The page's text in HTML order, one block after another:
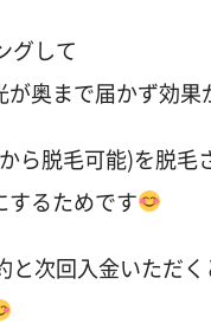
グして
奥まで届かず効果
ら脱毛可能)を脱
するためです
と次回入金いただ